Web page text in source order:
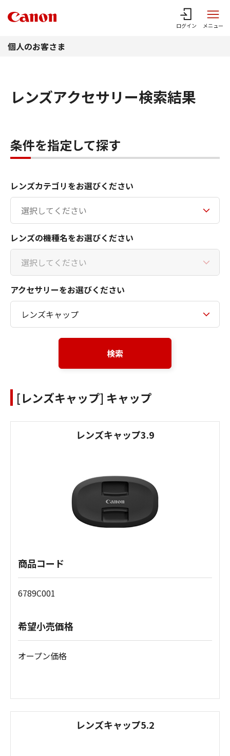
ログイン メニュー
個人のお客さま
レンズアクセサリー検索結果
条件を指定して探す
レンズカテゴリをお選びください
レンズの機種名をお選びください
アクセサリーをお選びください
検索
[レンズキャップ] キャップ
レンズキャップ3.9
商品コード
6789C001
希望小売価格
オープン価格
レンズキャップ5.2